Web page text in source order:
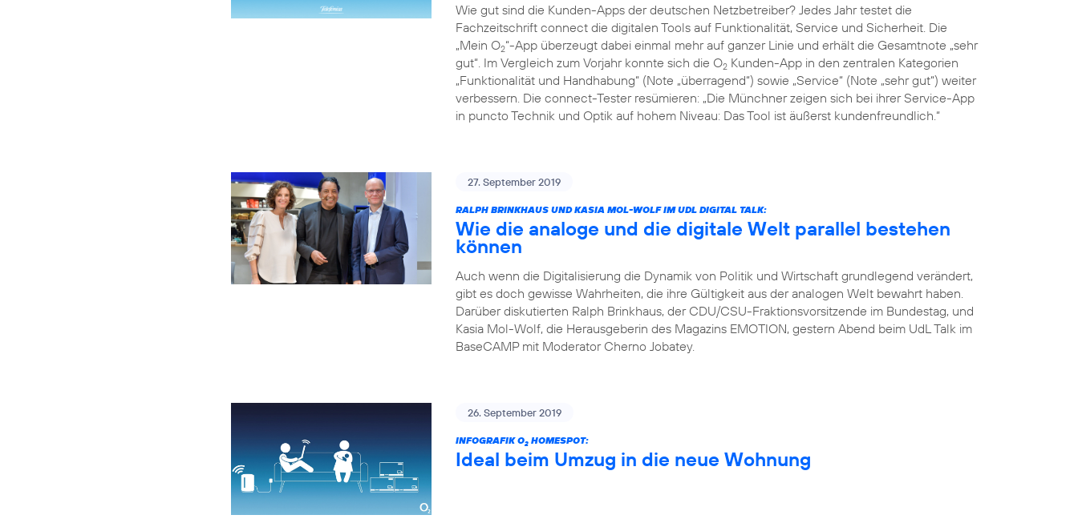
Wie gut sind die Kunden-Apps der deutschen Netzbetreiber? Jedes Jahr testet die
Fachzeitschrift connect die digitalen Tools auf Funktionalität, Service und Sicherheit. Die
„Mein O2“-App überzeugt dabei einmal mehr auf ganzer Linie und erhält die Gesamtnote „sehr
gut“. Im Vergleich zum Vorjahr konnte sich die O2 Kunden-App in den zentralen Kategorien
„Funktionalität und Handhabung“ (Note „überragend“) sowie „Service“ (Note „sehr gut“) weiter
verbessern. Die connect-Tester resümieren: „Die Münchner zeigen sich bei ihrer Service-App
in puncto Technik und Optik auf hohem Niveau: Das Tool ist äußerst kundenfreundlich.“
27. September 2019
RALPH BRINKHAUS UND KASIA MOL-WOLF IM UDL DIGITAL TALK:
Wie die analoge und die digitale Welt parallel bestehen
können
Auch wenn die Digitalisierung die Dynamik von Politik und Wirtschaft grundlegend verändert,
gibt es doch gewisse Wahrheiten, die ihre Gültigkeit aus der analogen Welt bewahrt haben.
Darüber diskutierten Ralph Brinkhaus, der CDU/CSU-Fraktionsvorsitzende im Bundestag, und
Kasia Mol-Wolf, die Herausgeberin des Magazins EMOTION, gestern Abend beim UdL Talk im
BaseCAMP mit Moderator Cherno Jobatey.
26. September 2019
INFOGRAFIK O2 HOMESPOT:
Ideal beim Umzug in die neue Wohnung